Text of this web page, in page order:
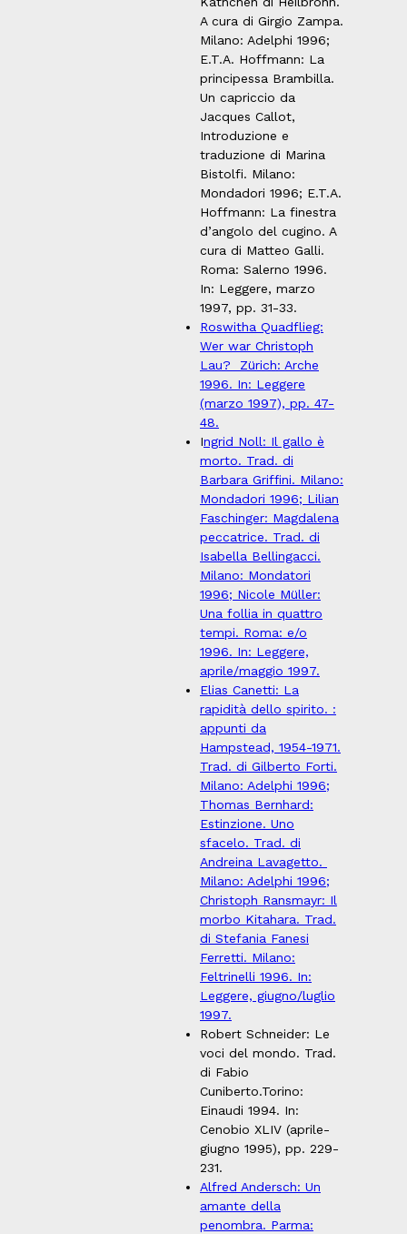
A cura di Girgio Zampa.
Milano: Adelphi 1996;
E.T.A. Hoffmann: La
principessa Brambilla.
Un capriccio da
Jacques Callot,
Introduzione e
traduzione di Marina
Bistolfi. Milano:
Mondadori 1996; E.T.A.
Hoffmann: La finestra
d’angolo del cugino. A
cura di Matteo Galli.
Roma: Salerno 1996.
In: Leggere, marzo
1997, pp. 31-33.
Roswitha Quadflieg:
Wer war Christoph
Lau? Zürich: Arche
1996. In: Leggere
(marzo 1997), pp. 47-
48.
Ingrid Noll: Il gallo è
morto. Trad. di
Barbara Griffini. Milano:
Mondadori 1996; Lilian
Faschinger: Magdalena
peccatrice. Trad. di
Isabella Bellingacci.
Milano: Mondatori
1996; Nicole Müller:
Una follia in quattro
tempi. Roma: e/o
1996. In: Leggere,
aprile/maggio 1997.
Elias Canetti: La
rapidità dello spirito. :
appunti da
Hampstead, 1954-1971.
Trad. di Gilberto Forti.
Milano: Adelphi 1996;
Thomas Bernhard:
Estinzione. Uno
sfacelo. Trad. di
Andreina Lavagetto.
Milano: Adelphi 1996;
Christoph Ransmayr: Il
morbo Kitahara. Trad.
di Stefania Fanesi
Ferretti. Milano:
Feltrinelli 1996. In:
Leggere, giugno/luglio
1997.
Robert Schneider: Le
voci del mondo. Trad.
di Fabio
Cuniberto.Torino:
Einaudi 1994. In:
Cenobio XLIV (aprile-
giugno 1995), pp. 229-
231.
Alfred Andersch: Un
amante della
penombra. Parma: